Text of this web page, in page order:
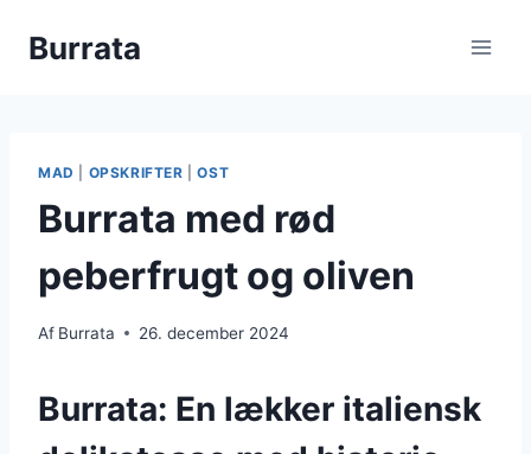
Burrata
MAD OPSKRIFTER |OST
Burrata med rød
peberfrugt og oliven
Af Burrata 26. december 2024
Burrata: En lækker italiensk